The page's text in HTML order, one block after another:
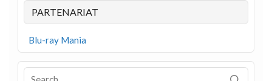
PARTENARIAT
Blu-ray Mania